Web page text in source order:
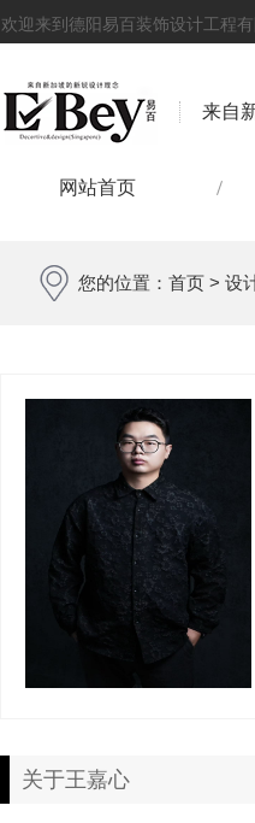
欢迎来到德阳易百装饰设计工程有
来自
网站首页
您的位置： 首页 > 设
关于王嘉心